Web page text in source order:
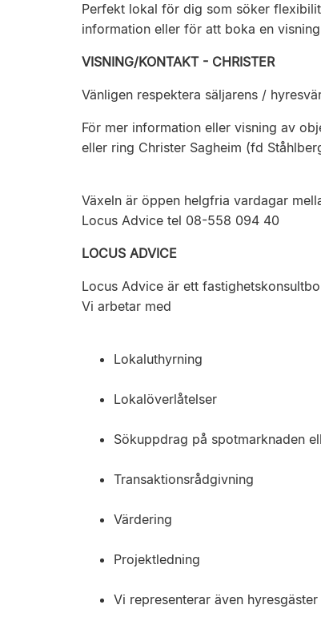
Perfekt lokal för dig som söker
information eller för att boka en
VISNING/KONTAKT - CHRISTER
Vänligen respektera säljarens /
För mer information eller visning av
eller ring Christer Sagheim (fd
Växeln är öppen helgfria vardagar
Locus Advice tel 08-558 094 40
LOCUS ADVICE
Locus Advice är ett
Vi arbetar med
Lokaluthyrning
Lokalöverlåtelser
Sökuppdrag på spotmarknaden
Transaktionsrådgivning
Värdering
Projektledning
Vi representerar även